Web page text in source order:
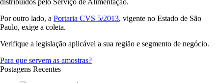
distribuídos pelo Serviço de Alimentação.
Por outro lado, a Portaria CVS 5/2013, vigente no Estado de São
Paulo, exige a coleta.
Verifique a legislação aplicável a sua região e segmento de negócio.
Para que servem as amostras?
Postagens Recentes